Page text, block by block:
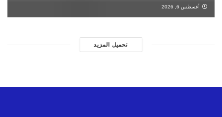
أغسطس 6, 2026
تحميل المزيد